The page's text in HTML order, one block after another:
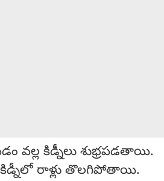
వల్ల కిడ్నీలు శుభ్రపడతాయి.
కిడ్నీలో రాళ్లు తొలగిపోతాయి.